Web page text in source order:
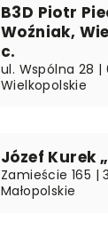
B3D Piotr
Woźniak,
c.
ul. Wspólna 28 |
Wielkopolskie
Józef Kurek
Zamieście 165 |
Małopolskie